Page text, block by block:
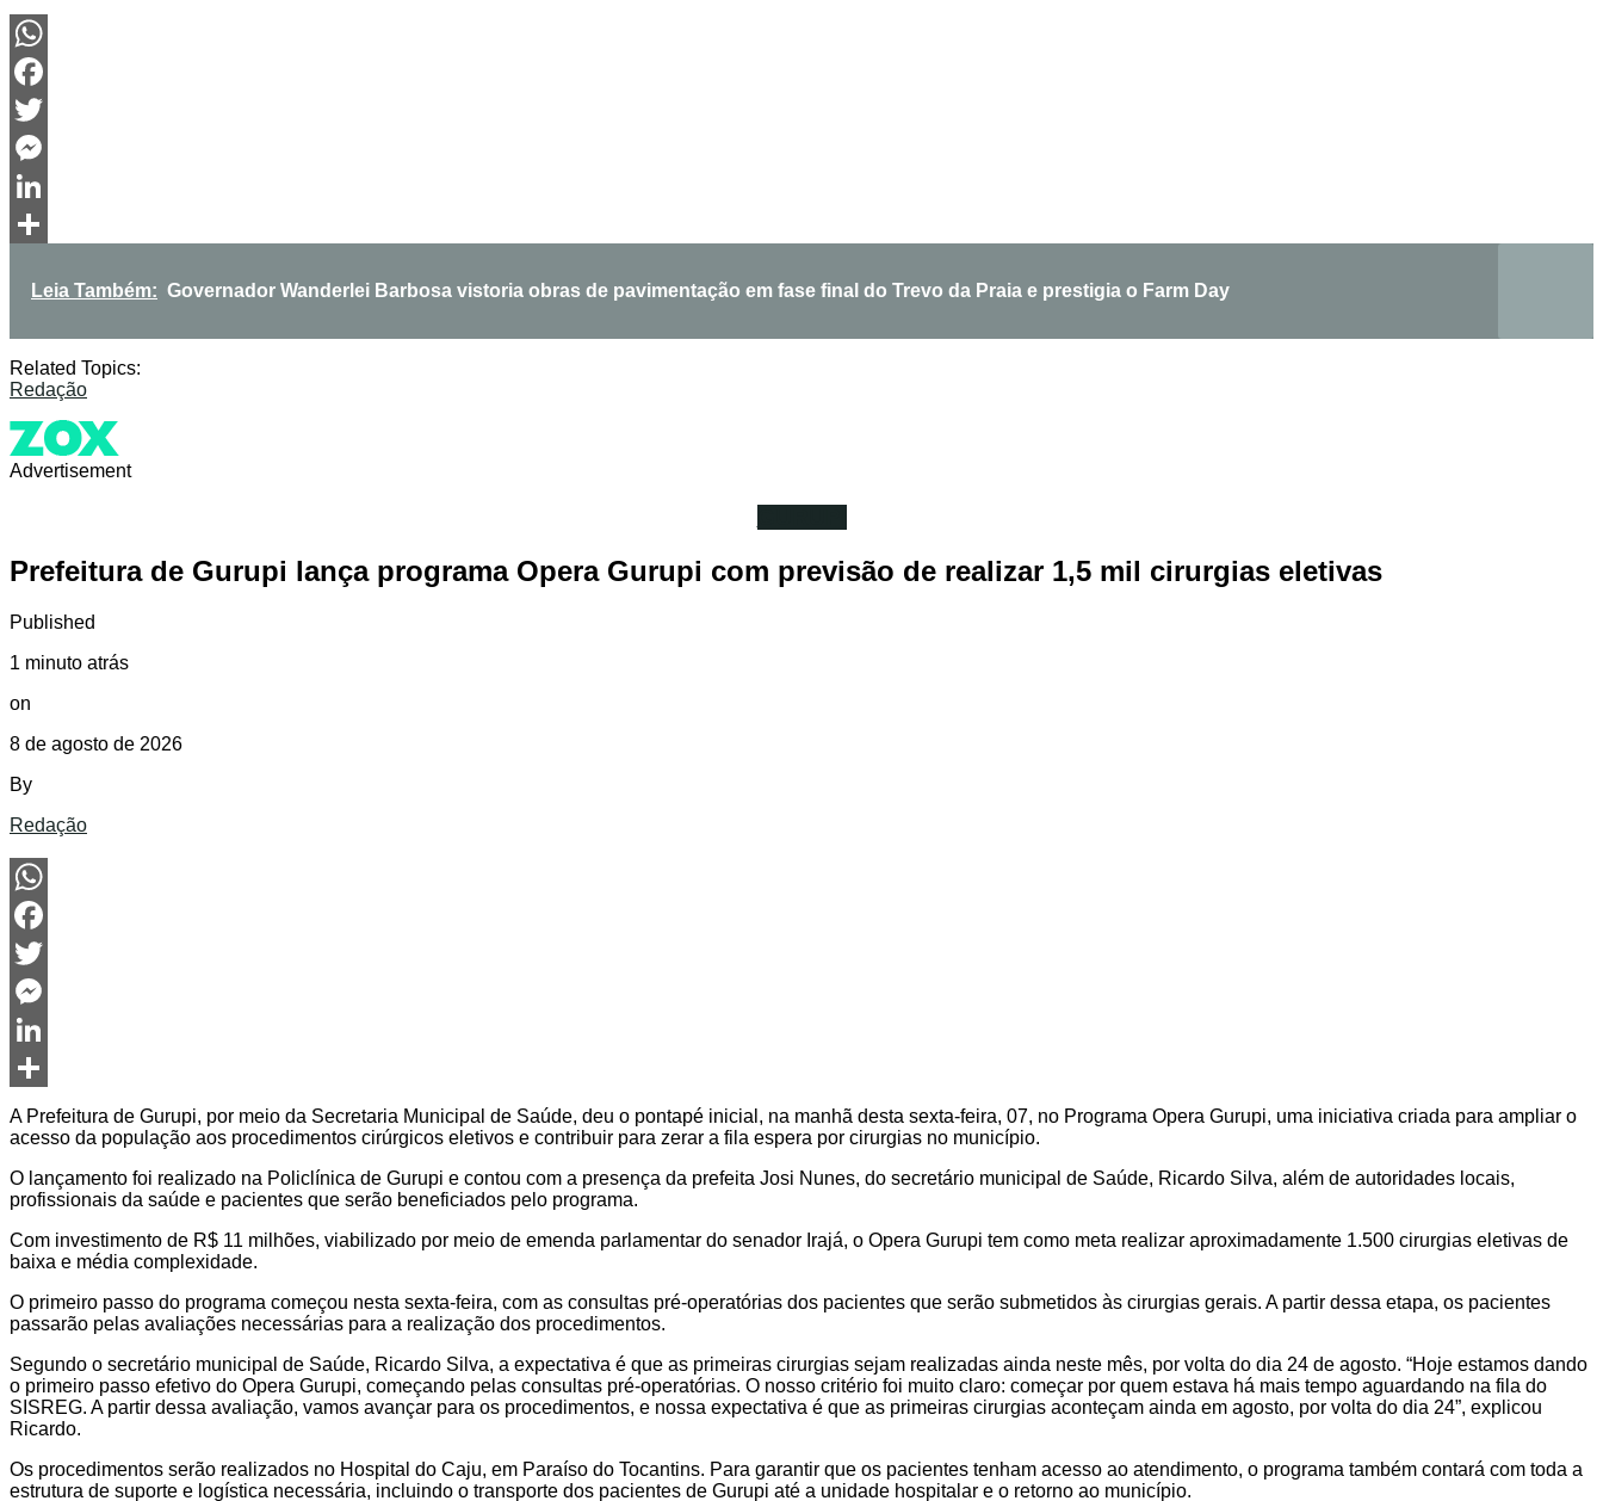
WhatsApp
Facebook
Twitter
Messenger
LinkedIn
Leia Também: Governador Wanderlei Barbosa vistoria obras de pavimentação em fase final do Trevo da Praia e prestigia o Farm Day
Related Topics:
Redação
Advertisement
Prefeitura de Gurupi lança programa Opera Gurupi com previsão de realizar 1,5 mil cirurgias eletivas
Published
1 minuto atrás
on
8 de agosto de 2026
By
Redação
WhatsApp
Facebook
Twitter
Messenger
LinkedIn
Share
A Prefeitura de Gurupi, por meio da Secretaria Municipal de Saúde, deu o pontapé inicial, na manhã desta sexta-feira, 07, no Programa Opera Gurupi, uma iniciativa criada para ampliar o
acesso da população aos procedimentos cirúrgicos eletivos e contribuir para zerar a fila espera por cirurgias no município.
O lançamento foi realizado na Policlínica de Gurupi e contou com a presença da prefeita Josi Nunes, do secretário municipal de Saúde, Ricardo Silva, além de autoridades locais,
profissionais da saúde e pacientes que serão beneficiados pelo programa.
Com investimento de R$ 11 milhões, viabilizado por meio de emenda parlamentar do senador Irajá, o Opera Gurupi tem como meta realizar aproximadamente 1.500 cirurgias eletivas de
baixa e média complexidade.
O primeiro passo do programa começou nesta sexta-feira, com as consultas pré-operatórias dos pacientes que serão submetidos às cirurgias gerais. A partir dessa etapa, os pacientes
passarão pelas avaliações necessárias para a realização dos procedimentos.
Segundo o secretário municipal de Saúde, Ricardo Silva, a expectativa é que as primeiras cirurgias sejam realizadas ainda neste mês, por volta do dia 24 de agosto. “Hoje estamos dando
o primeiro passo efetivo do Opera Gurupi, começando pelas consultas pré-operatórias. O nosso critério foi muito claro: começar por quem estava há mais tempo aguardando na fila do
SISREG. A partir dessa avaliação, vamos avançar para os procedimentos, e nossa expectativa é que as primeiras cirurgias aconteçam ainda em agosto, por volta do dia 24”, explicou
Ricardo.
Os procedimentos serão realizados no Hospital do Caju, em Paraíso do Tocantins. Para garantir que os pacientes tenham acesso ao atendimento, o programa também contará com toda a
estrutura de suporte e logística necessária, incluindo o transporte dos pacientes de Gurupi até a unidade hospitalar e o retorno ao município.